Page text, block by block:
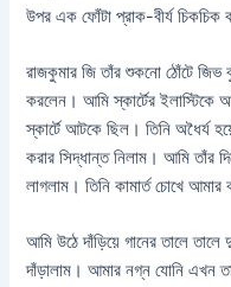
উপর এক ফোঁটা প্রাক-বীর্য চিকচিক
রাজকুমার জি তাঁর শুকনো ঠোঁটে জিভ
করলেন। আমি স্কার্টের ইলাস্টিকে
স্কার্টে আটকে ছিল। তিনি অধৈর্য
করার সিদ্ধান্ত নিলাম। আমি তাঁর
লাগলাম। তিনি কামার্ত চোখে আমার
আমি উঠে দাঁড়িয়ে গানের তালে
দাঁড়ালাম। আমার নগ্ন যোনি এখন